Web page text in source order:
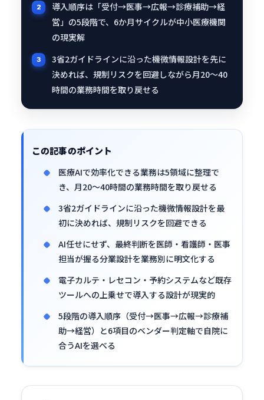
導入順序は「受付→医事→広報→診療補助→経
営」の5段階で、6か月サイクルが中小医療機関
の現実解
3省2ガイドラインに沿った機微情報設計を先に
決めれば、規制リスクを回避しながら月20〜40
時間の業務時間を取り戻せる
この記事のポイント
医療AIで効率化できる業務は5領域に整理で
き、月20〜40時間の業務時間を取り戻せる
3省2ガイドラインに沿った機微情報設計を最
初に決めれば、規制リスクを回避できる
AI任せにせず、最終判断を医師・看護師・医事
担当が握る分業設計を業務別に明文化する
電子カルテ・レセコン・予約システムなど既存
ツールへの上乗せで導入する設計が現実的
5段階の導入順序（受付→医事→広報→診療補
助→経営）と6項目のベンダー判定軸で自院に
合うAIを選べる